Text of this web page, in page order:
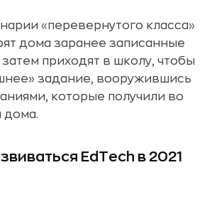
«перевернутого класса»
дома заранее записанные
приходят в школу, чтобы
задание, вооружившись
которые получили во
дома.
EdTech в 2021